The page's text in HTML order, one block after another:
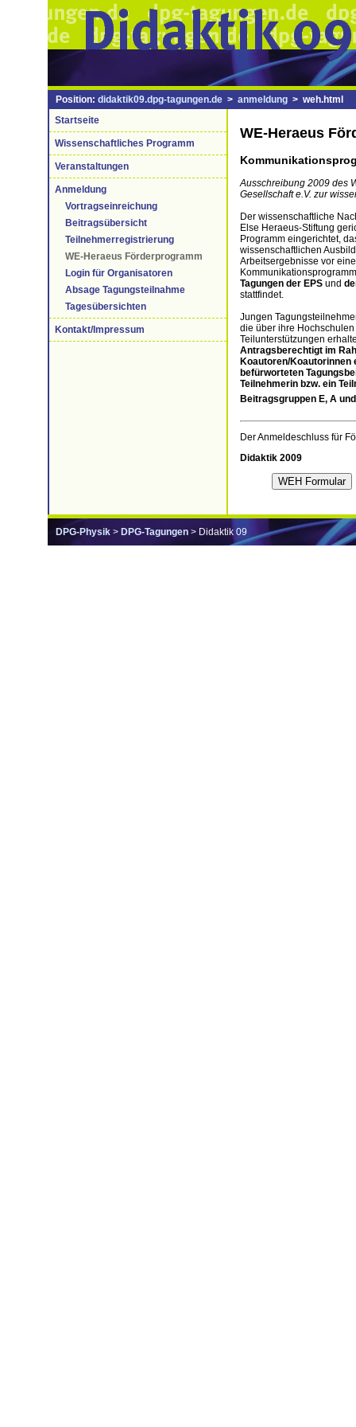
Position: didaktik09.dpg-tagungen.de > anmeldung > weh.html
Startseite
Wissenschaftliches Programm
Veranstaltungen
Anmeldung
Vortragseinreichung
Beitragsübersicht
Teilnehmerregistrierung
WE-Heraeus Förderprogramm
Login für Organisatoren
Absage Tagungsteilnahme
Tagesübersichten
Kontakt/Impressum
WE-Heraeus
Ausschreibung 2009 des
Gesellschaft e.V. zur
Der wissenschaftliche
Else Heraeus-Stiftung
Programm eingerichtet,
wissenschaftlichen
Arbeitsergebnisse vor
Tagungen der EPS und
stattfindet.
Jungen
die über ihre
Teilunterstützungen
Antragsberechtigt im
Koautoren/Koautorinnen
befürworteten
Teilnehmerin bzw. ein
Beitragsgruppen E, A
Der Anmeldeschluss für
Didaktik 2009
DPG-Physik > DPG-Tagungen > Didaktik 09